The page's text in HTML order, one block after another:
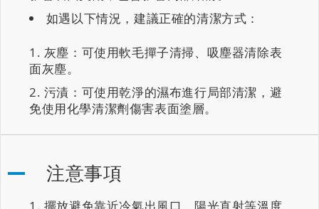
如遇以下情況，建議正確的清潔方式：
灰塵：可使用軟毛撣子清掃、吸塵器清除表
面灰塵。
污漬：可使用乾淨的濕布進行局部清潔，避
免使用化學清潔劑傷害表面塗層。
注意事項
擺放避免靠近冷氣出風口、陽光直射等溫度